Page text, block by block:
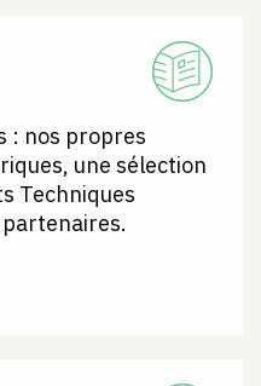
: nos propres
une sélection
Techniques